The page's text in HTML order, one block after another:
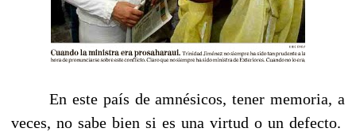
En este país de amnésicos, tener memoria, a
veces, no sabe bien si es una virtud o un defecto.